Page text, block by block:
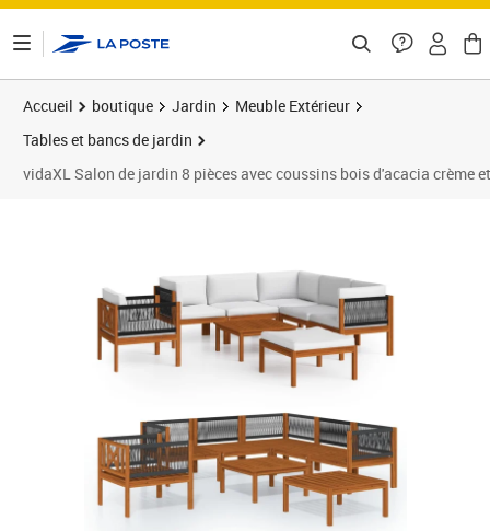
Accueil boutique Jardin
Meuble Extérieur
Tables et bancs de jardin
vidaXL Salon de jardin 8 pièces avec coussins bois d'acacia crème